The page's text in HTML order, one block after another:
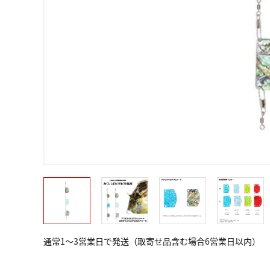
通常1～3営業日で発送（取寄せ品含む場合6営業日以内）